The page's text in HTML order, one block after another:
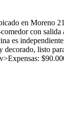
en Moreno
con
listo